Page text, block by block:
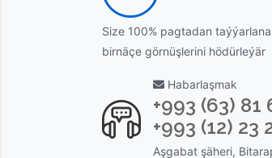
Size 100% pagtadan
birnäçe görnüşlerini hödürleýär
Habarlaşmak
+993 (63) 81
+993 (12) 23
Aşgabat şäheri,